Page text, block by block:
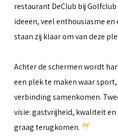
restaurant DeClub bij
ideeën, veel enthousiasme
staan zij klaar om van deze
Achter de schermen wordt
een plek te maken waar
verbinding samenkomen.
visie: gastvrijheid, kwaliteit en
graag terugkomen.